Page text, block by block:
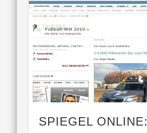
SPIEGEL ONLINE: